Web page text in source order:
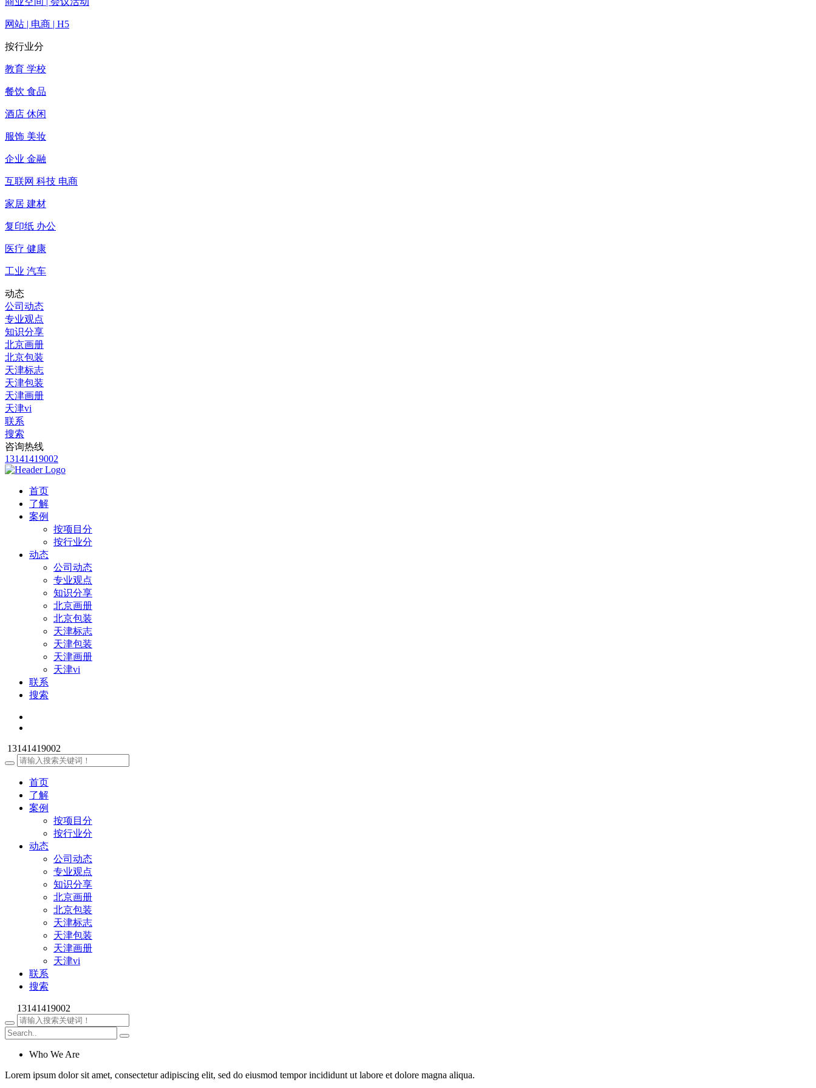
网站 | 电商 | H5
按行业分
教育 学校
餐饮 食品
酒店 休闲
服饰 美妆
企业 金融
互联网 科技 电商
家居 建材
复印纸 办公
医疗 健康
工业 汽车
动态
公司动态
专业观点
知识分享
北京画册
北京包装
天津标志
天津包装
天津画册
天津vi
联系
搜索
咨询热线
13141419002
首页
了解
案例
按项目分
按行业分
动态
公司动态
专业观点
知识分享
北京画册
北京包装
天津标志
天津包装
天津画册
天津vi
联系
搜索
13141419002
首页
了解
案例
按项目分
按行业分
动态
公司动态
专业观点
知识分享
北京画册
北京包装
天津标志
天津包装
天津画册
天津vi
联系
搜索
13141419002
Who We Are
Lorem ipsum dolor sit amet, consectetur adipiscing elit, sed do eiusmod tempor incididunt ut labore et dolore magna aliqua.